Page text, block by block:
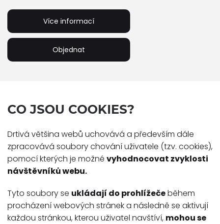
Více informací
Objednat
CO JSOU COOKIES?
Drtivá většina webů uchovává a především dále
zpracovává soubory chování uživatele (tzv. cookies),
pomocí kterých je možné vyhodnocovat zvyklosti
návštěvníků webu.
Tyto soubory se ukládají do prohlížečeběhem
procházení webových stránek a následně se aktivují
každou stránkou, kterou uživatel navštíví, mohou se